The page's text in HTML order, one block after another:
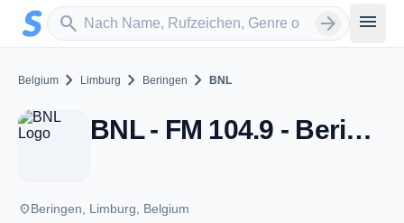
Zum Hauptinhalt springen
search
Sender suchen arrow_forward menu
Belgium chevron_right Limburg chevron_right Beringen chevron_right BNL
BNL - FM 104.9 - Beringen
placeBeringen, Limburg, Belgium